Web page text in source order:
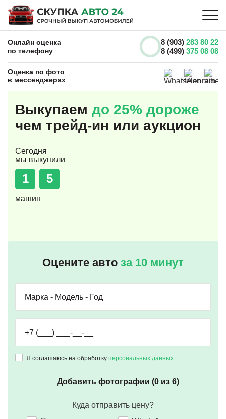
Онлайн оценка
по телефону
8 (903) 283 80 22
8 (499) 375 08 08
Оценка по фото
в мессенджерах
Выкупаем до 25% дороже
чем трейд-ин или аукцион
Сегодня
мы выкупили
1 5
машин
Оцените авто за 10 минут
Я соглашаюсь на обработку персональных данных
Добавить фотографии (0 из 6)
Куда отправить цену?